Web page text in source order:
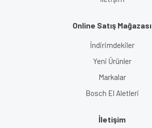
Online Satış Mağazası
İndirimdekiler
Yeni Ürünler
Markalar
Bosch El Aletleri
İletişim